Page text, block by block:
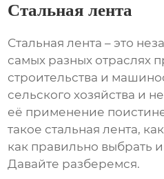
Стальная лента
Стальная лента – это
самых разных отраслях
строительства и
сельского хозяйства и
её применение
такое стальная лента,
как правильно выбрать
Давайте разберемся.